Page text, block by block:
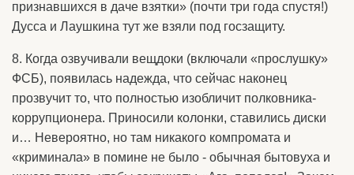
признавшихся в даче взятки» (почти три года спустя!)
Дусса и Лаушкина тут же взяли под госзащиту.
8. Когда озвучивали вещдоки (включали «прослушку»
ФСБ), появилась надежда, что сейчас наконец
прозвучит то, что полностью изобличит полковника-
коррупционера. Приносили колонки, ставились диски
и… Невероятно, но там никакого компромата и
«криминала» в помине не было - обычная бытовуха и